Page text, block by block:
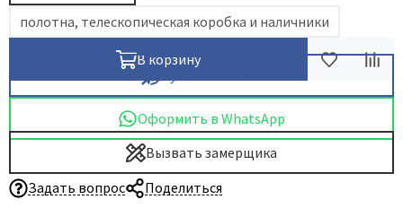
Fantom
Fuaro
Hausdoors
полотна, телескопическая коробка и наличники
В корзину
Оформить в WhatsApp
Вызвать замерщика
Задать вопрос
Поделиться